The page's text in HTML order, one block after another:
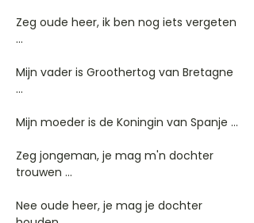
Zeg oude heer, ik ben nog iets vergeten
...
Mijn vader is Groothertog van Bretagne
...
Mijn moeder is de Koningin van Spanje ...
Zeg jongeman, je mag m'n dochter
trouwen ...
Nee oude heer, je mag je dochter